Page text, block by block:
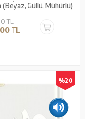
(Beyaz, Güllü, Mühürlü)
TL
TL
%20